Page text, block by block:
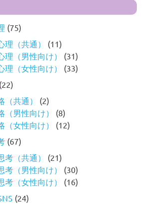
(75)
（共通）
(11)
理（男性向け）
(31)
理（女性向け）
(33)
(22)
共通）
(2)
（男性向け）
(8)
（女性向け）
(12)
(67)
考（共通）
(21)
考（男性向け）
(30)
考（女性向け）
(16)
(24)